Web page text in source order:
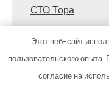
СТО Тора
Столярка 22,
торговая
Сфинкс,
Этот веб-сайт
пользовательского
согласие на